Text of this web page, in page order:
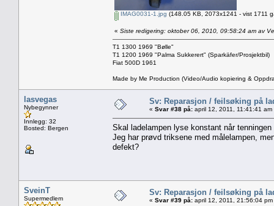
IMAG0031-1.jpg (148.05 KB, 2073x1241 - vist 1711
« Siste redigering: oktober 06, 2010, 09:58:24 am av
T1 1300 1969 "Bølle"
T1 1200 1969 "Palma Sukkerert" (Sparkäfer/Prosjektbil)
Fiat 500D 1961
Made by Me Production (Video/Audio kopiering &
lasvegas
Nybegynner
Innlegg: 32
Bosted: Bergen
Sv: Reparasjon / feilsøking på
« Svar #38 på: april 12, 2011, 11:41:41 am
Skal ladelampen lyse konstant når
Jeg har prøvd triksene med målelampen,
defekt?
SveinT
Supermedlem
Sv: Reparasjon / feilsøking på
« Svar #39 på: april 12, 2011, 21:56:04 pm